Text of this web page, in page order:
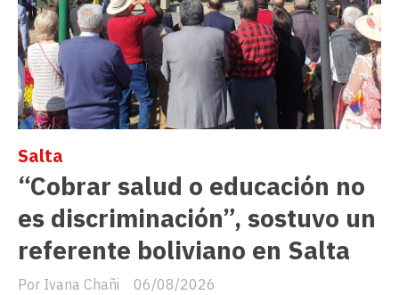
“Cobrar salud o educación no
es discriminación”, sostuvo un
referente boliviano en Salta
Ivana Chañi
Salta
06/08/2026